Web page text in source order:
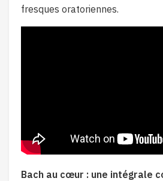
fresques oratoriennes.
Bach au cœur : une intégrale